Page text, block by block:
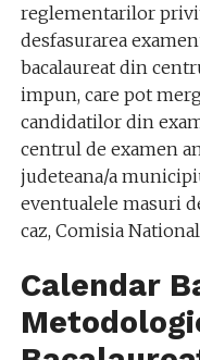
reglementarilor
desfasurarea
bacalaureat din
impun, care pot
candidatilor din
centrul de examen
judeteana/a
eventualele masuri
caz, Comisia
Calendar